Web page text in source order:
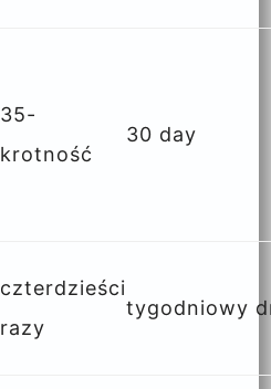
35-
krotność
30 day
czterdzieści
razy
tygodniowy